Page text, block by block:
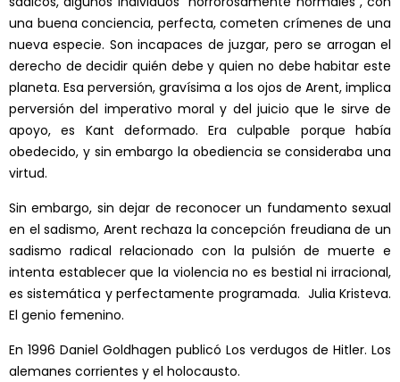
una buena conciencia, perfecta, cometen crímenes de una
nueva especie. Son incapaces de juzgar, pero se arrogan el
derecho de decidir quién debe y quien no debe habitar este
planeta. Esa perversión, gravísima a los ojos de Arent, implica
perversión del imperativo moral y del juicio que le sirve de
apoyo, es Kant deformado. Era culpable porque había
obedecido, y sin embargo la obediencia se consideraba una
virtud.
Sin embargo, sin dejar de reconocer un fundamento sexual
en el sadismo, Arent rechaza la concepción freudiana de un
sadismo radical relacionado con la pulsión de muerte e
intenta establecer que la violencia no es bestial ni irracional,
es sistemática y perfectamente programada. Julia Kristeva.
El genio femenino.
En 1996 Daniel Goldhagen publicó Los verdugos de Hitler. Los
alemanes corrientes y el holocausto.